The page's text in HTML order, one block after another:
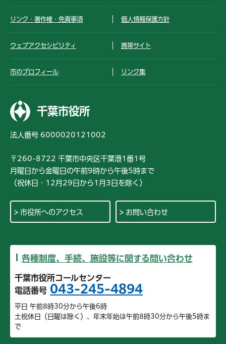
リンク・著作権・免責事項 個人情報保護方針
ウェブアクセシビリティ 携帯サイト
市のプロフィール リンク集
千葉市役所
法人番号 6000020121002
〒260-8722 千葉市中央区千葉港1番1号
月曜日から金曜日の午前9時から午後5時まで
（祝休日・12月29日から1月3日を除く）
市役所へのアクセス お問い合わせ
各種制度、手続、施設等に関する問い合わせ
千葉市役所コールセンター
電話番号 043-245-4894
平日 午前8時30分から午後6時
土祝休日（日曜は除く）、年末年始は午前8時30分から午後5時ま
で